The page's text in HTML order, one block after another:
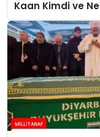
Kaan Kimdi ve